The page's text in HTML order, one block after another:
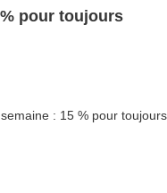
pour toujours